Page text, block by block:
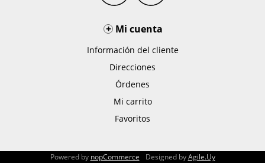
+ Mi cuenta
Información del cliente
Direcciones
Órdenes
Mi carrito
Favoritos
Powered by nopCommerce Designed byAgile.Uy